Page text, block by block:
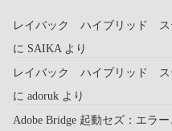
レイバック ハイブリッド ス
に SAIKAより
レイバック ハイブリッド ス
に adoruk より
Adobe Bridge 起動セズ：エラ